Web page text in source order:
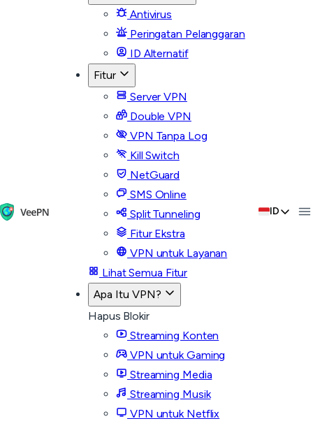
Antivirus
Peringatan Pelanggaran
ID Alternatif
Fitur
Server VPN
Double VPN
VPN Tanpa Log
Kill Switch
NetGuard
SMS Online
Split Tunneling
Fitur Ekstra
VPN untuk Layanan
Lihat Semua Fitur
Apa Itu VPN?
Hapus Blokir
Streaming Konten
VPN untuk Gaming
Streaming Media
Streaming Musik
VPN untuk Netflix
ID